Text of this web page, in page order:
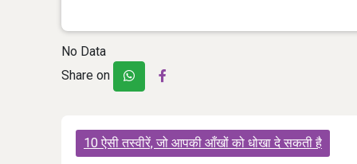
No Data
Share on
Post
navigation
10 ऐसी तस्वीरें, जो आपकी आँखों को धोखा दे सकती है